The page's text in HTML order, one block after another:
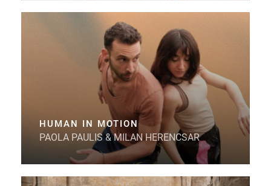
HUMAN IN MOTION
PAOLA PAULIS & MILAN HERENCSAR